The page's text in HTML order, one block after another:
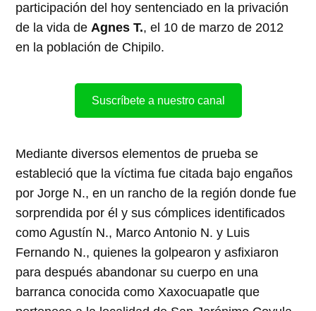
participación del hoy sentenciado en la privación
de la vida deAgnes T., el 10 de marzo de 2012
en la población de Chipilo.
Suscríbete a nuestro canal
Mediante diversos elementos de prueba se
estableció que la víctima fue citada bajo engaños
por Jorge N., en un rancho de la región donde fue
sorprendida por él y sus cómplices identificados
como Agustín N., Marco Antonio N. y Luis
Fernando N., quienes la golpearon y asfixiaron
para después abandonar su cuerpo en una
barranca conocida como Xaxocuapatle que